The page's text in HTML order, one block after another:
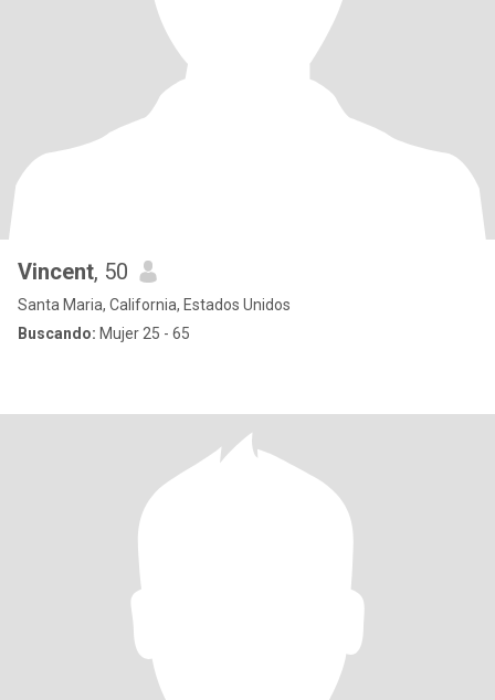
Vincent, 50
Santa Maria, California, Estados Unidos
Buscando: Mujer 25 - 65